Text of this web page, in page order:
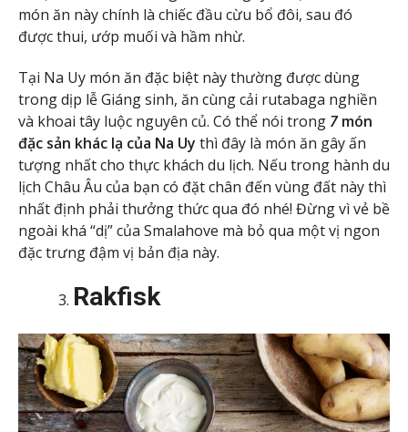
món ăn này chính là chiếc đầu cừu bổ đôi, sau đó
được thui, ướp muối và hầm nhừ.
Tại Na Uy món ăn đặc biệt này thường được dùng
trong dịp lễ Giáng sinh, ăn cùng cải rutabaga nghiền
và khoai tây luộc nguyên củ. Có thể nói trong 7món
đặc sản khác lạ của Na Uy thì đây là món ăn gây ấn
tượng nhất cho thực khách du lịch. Nếu trong hành du
lịch Châu Âu của bạn có đặt chân đến vùng đất này thì
nhất định phải thưởng thức qua đó nhé! Đừng vì vẻ bề
ngoài khá “dị” của Smalahove mà bỏ qua một vị ngon
đặc trưng đậm vị bản địa này.
Rakfisk